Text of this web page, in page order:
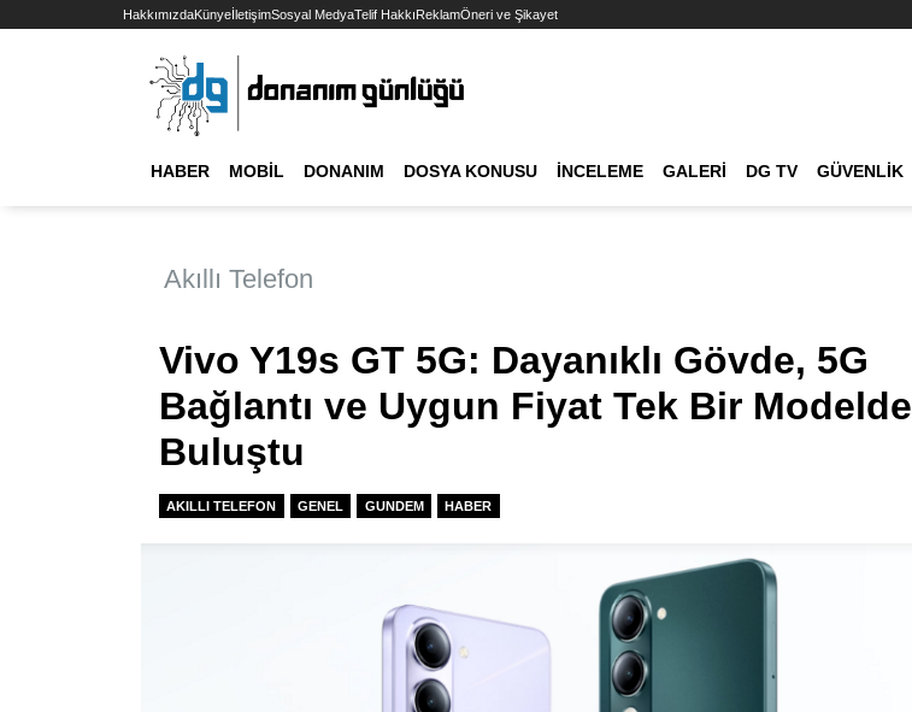
HakkımızdaKünyeİletişimSosyal MedyaTelif HakkıReklamÖneri ve Şikayet
HABER MOBIL DONANIM DOSYA KONUSU İNCELEME GALERI DG TV GÜVENLIK
Akıllı Telefon
Vivo Y19s GT 5G: Dayanıklı Gövde, 5G
Bağlantı ve Uygun Fiyat Tek Bir Modelde
Buluştu
AKILLI TELEFON GENEL GUNDEM HABER